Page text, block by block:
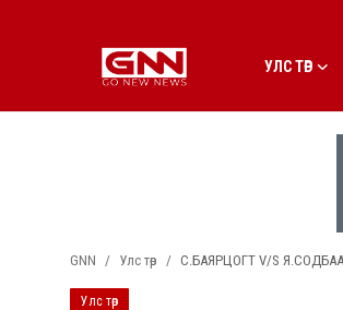
УЛС ТӨР
GNN Улс төр С.БАЯРЦОГТ V/S
Улс төр